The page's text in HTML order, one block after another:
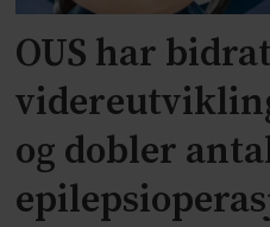
OUS har
og dobler